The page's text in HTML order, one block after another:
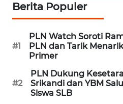
Berita Populer
#1
PLN Watch Soroti
PLN dan Tarik
Primer
#2
PLN Dukung
Srikandi dan YBM
Siswa SLB
WN
BEKASI
WN
BOGOR
WN